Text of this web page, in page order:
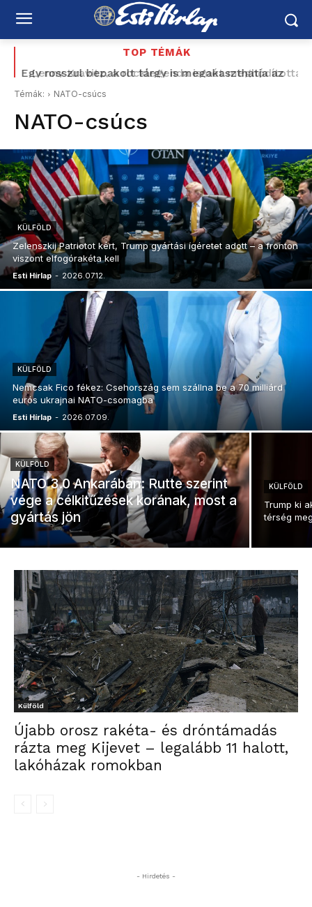
TOP TÉMÁK
Egy rosszul bepakolt tárgy is megakaszthatja az
indulást – így készüljön a repülőtéri poggyásszal
Lenny Kravitz, a rocklegenda ismét meghódította
Témák: NATO-csúcs
NATO-csúcs
KÜLFÖLD
Zelenszkij Patriotot kért, Trump gyártási ígéretet adott – a fronton
viszont elfogórakéta kell
Esti Hírlap - 2026.07.12.
KÜLFÖLD
Nemcsak Fico fékez: Csehország sem szállna be a 70 milliárd
eurós ukrajnai NATO-csomagba
Esti Hírlap - 2026.07.09.
KÜLFÖLD
NATO 3.0 Ankarában: Rutte szerint
vége a célkitűzések korának, most a
gyártás jön
KÜLFÖLD
Trump ki
térség
Külföld
Újabb orosz rakéta- és dróntámadás
rázta meg Kijevet – legalább 11 halott,
lakóházak romokban
- Hirdetés -